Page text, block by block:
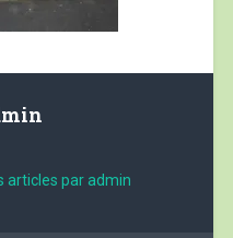
articles par admin